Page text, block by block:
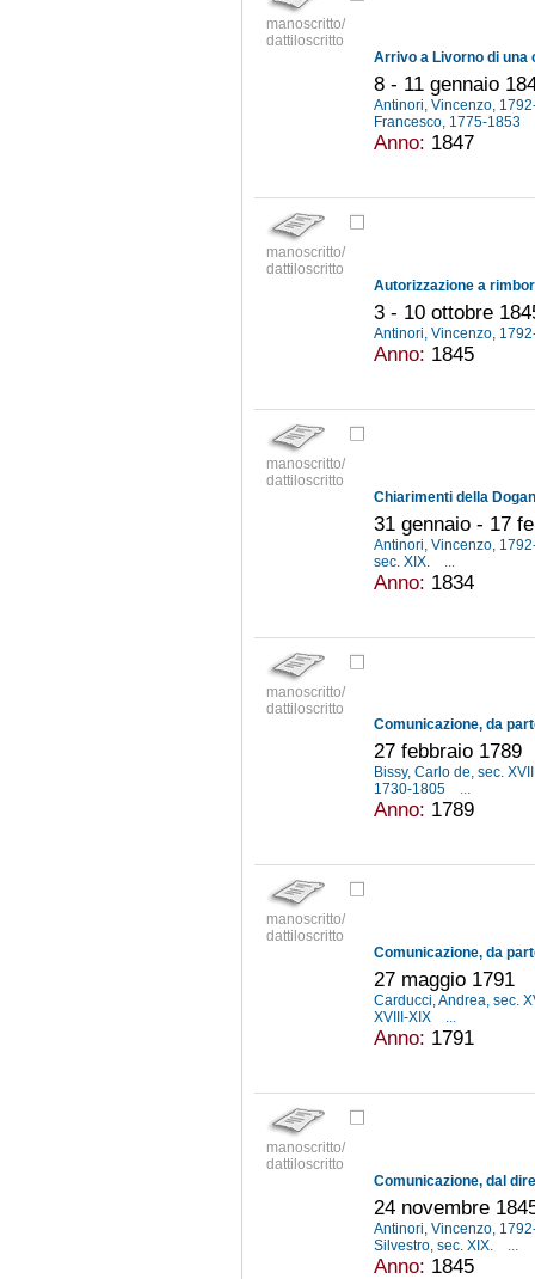
manoscritto/
dattiloscritto
8 - 11 gennaio
Antinori, Vincenzo,
Francesco, 1775-1853
Anno: 1847
manoscritto/
dattiloscritto
3 - 10 ottobre
Antinori, Vincenzo,
Anno: 1845
manoscritto/
dattiloscritto
31 gennaio - 17
Antinori, Vincenzo,
sec. XIX.
Anno: 1834
manoscritto/
dattiloscritto
27 febbraio 1789
Bissy, Carlo de, sec.
1730-1805
...
Anno: 1789
manoscritto/
dattiloscritto
27 maggio 1791
Carducci, Andrea, sec.
XVIII-XIX
...
Anno: 1791
manoscritto/
dattiloscritto
24 novembre
Antinori, Vincenzo,
Silvestro, sec. XIX.
...
Anno: 1845